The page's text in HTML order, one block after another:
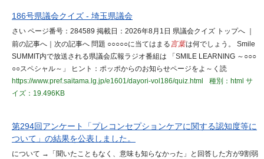
186号県議会クイズ - 埼玉県議会
さい ページ番号：284589 掲載日：2026年8月1日 県議会クイズ トップへ ｜
前の記事へ｜次の記事へ 問題 ○○○○○に当てはまる 言葉は何でしょう。 Smile
SUMMIT内で放送される県議会広報ラジオ番組は 「SMILE LEARNING ～○○○
○○スペシャル～」 ヒント：ポッポからのお知らせページをよ～く読
https://www.pref.saitama.lg.jp/e1601/dayori-vol186/quiz.html
種別：html サ
イズ：19.496KB
第294回アンケート「プレコンセプションケアに関する認知度等に
ついて」の結果を公表しました。
について →「聞いたこともなく、意味も知らなかった」と回答した方が9割弱